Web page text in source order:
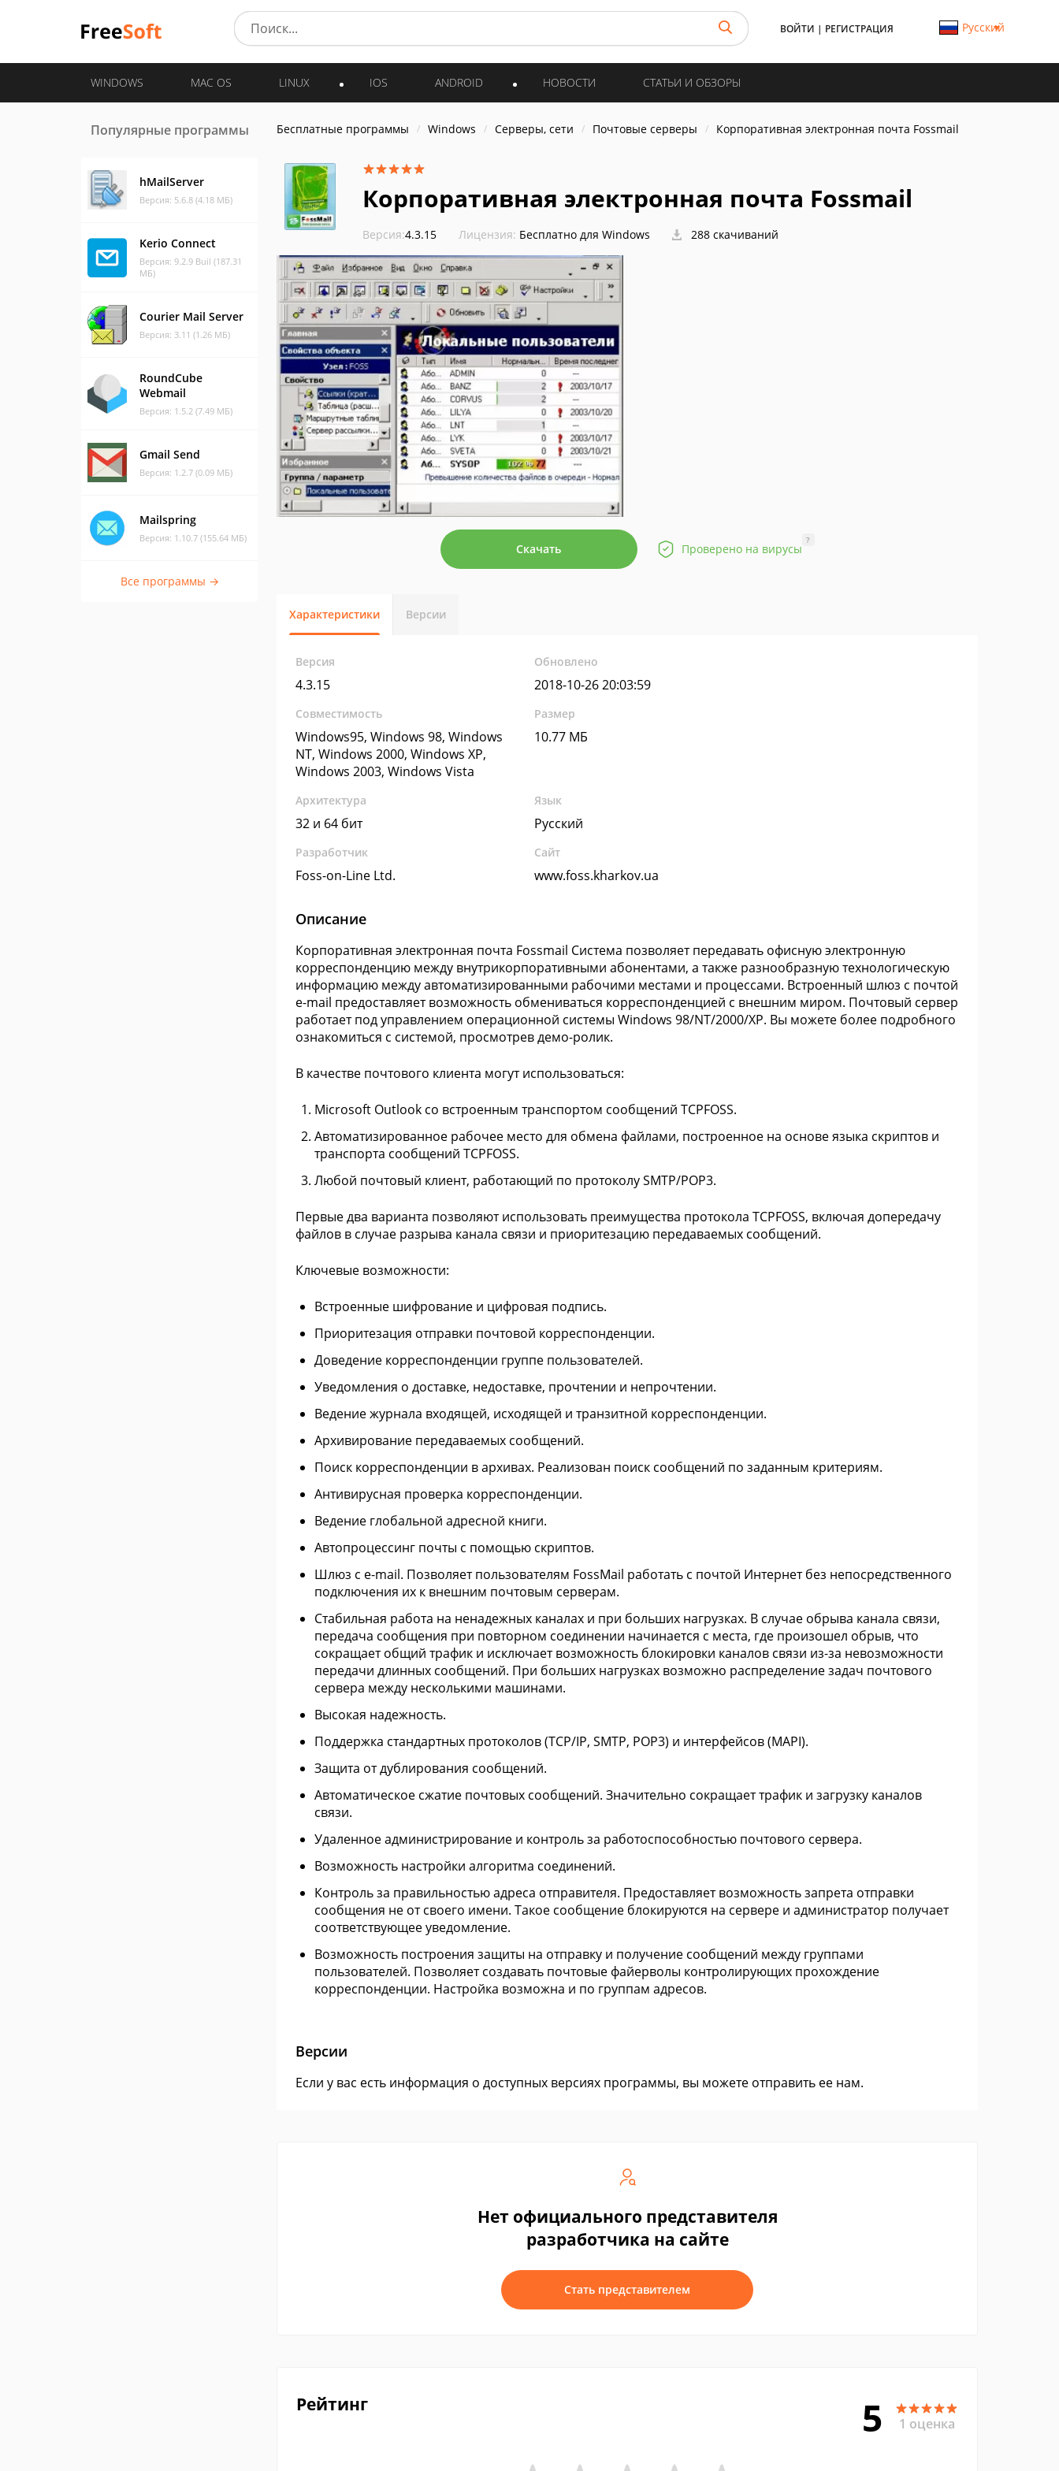
ВОЙТИ | РЕГИСТРАЦИЯ Русский
WINDOWS MAC OS LINUX IOS ANDROID НОВОСТИ СТАТЬИ И ОБЗОРЫ
Популярные программы
hMailServer
Версия: 5.6.8 (4.18 МБ)
Kerio Connect
Версия: 9.2.9 Buil (187.31
МБ)
Courier Mail Server
Версия: 3.11 (1.26 МБ)
RoundCube
Webmail
Версия: 1.5.2 (7.49 МБ)
Gmail Send
Версия: 1.2.7 (0.09 МБ)
Mailspring
Версия: 1.10.7 (155.64 МБ)
Все программы →
Бесплатные программы Windows Серверы, сети Почтовые серверы Корпоративная электронная почта Fossmail
Корпоративная электронная почта Fossmail
Версия:4.3.15 Лицензия: Бесплатно для Windows 288 скачиваний
Скачать Проверено на вирусы
?
Характеристики Версии
Версия
4.3.15
Обновлено
2018-10-26 20:03:59
Совместимость
Windows95, Windows 98, Windows
NT, Windows 2000, Windows XP,
Windows 2003, Windows Vista
Размер
10.77 МБ
Архитектура
32 и 64 бит
Язык
Русский
Разработчик
Foss-on-Line Ltd.
Сайт
www.foss.kharkov.ua
Описание
Корпоративная электронная почта Fossmail Система позволяет передавать офисную электронную
корреспонденцию между внутрикорпоративными абонентами, а также разнообразную технологическую
информацию между автоматизированными рабочими местами и процессами. Встроенный шлюз с почтой
e-mail предоставляет возможность обмениваться корреспонденцией с внешним миром. Почтовый сервер
работает под управлением операционной системы Windows 98/NT/2000/XP. Вы можете более подробного
ознакомиться с системой, просмотрев демо-ролик.
В качестве почтового клиента могут использоваться:
Microsoft Outlook со встроенным транспортом сообщений TCPFOSS.
Автоматизированное рабочее место для обмена файлами, построенное на основе языка скриптов и
транспорта сообщений TCPFOSS.
Любой почтовый клиент, работающий по протоколу SMTP/POP3.
Первые два варианта позволяют использовать преимущества протокола TCPFOSS, включая допередачу
файлов в случае разрыва канала связи и приоритезацию передаваемых сообщений.
Ключевые возможности:
Встроенные шифрование и цифровая подпись.
Приоритезация отправки почтовой корреспонденции.
Доведение корреспонденции группе пользователей.
Уведомления о доставке, недоставке, прочтении и непрочтении.
Ведение журнала входящей, исходящей и транзитной корреспонденции.
Архивирование передаваемых сообщений.
Поиск корреспонденции в архивах. Реализован поиск сообщений по заданным критериям.
Антивирусная проверка корреспонденции.
Ведение глобальной адресной книги.
Автопроцессинг почты с помощью скриптов.
Шлюз с e-mail. Позволяет пользователям FossMail работать с почтой Интернет без непосредственного
подключения их к внешним почтовым серверам.
Стабильная работа на ненадежных каналах и при больших нагрузках. В случае обрыва канала связи,
передача сообщения при повторном соединении начинается с места, где произошел обрыв, что
сокращает общий трафик и исключает возможность блокировки каналов связи из-за невозможности
передачи длинных сообщений. При больших нагрузках возможно распределение задач почтового
сервера между несколькими машинами.
Высокая надежность.
Поддержка стандартных протоколов (TCP/IP, SMTP, POP3) и интерфейсов (MAPI).
Защита от дублирования сообщений.
Автоматическое сжатие почтовых сообщений. Значительно сокращает трафик и загрузку каналов
связи.
Удаленное администрирование и контроль за работоспособностью почтового сервера.
Возможность настройки алгоритма соединений.
Контроль за правильностью адреса отправителя. Предоставляет возможность запрета отправки
сообщения не от своего имени. Такое сообщение блокируются на сервере и администратор получает
соответствующее уведомление.
Возможность построения защиты на отправку и получение сообщений между группами
пользователей. Позволяет создавать почтовые файерволы контролирующих прохождение
корреспонденции. Настройка возможна и по группам адресов.
Версии
Если у вас есть информация о доступных версиях программы, вы можете отправить ее нам.
Нет официального представителя
разработчика на сайте
Стать представителем
Рейтинг 5 1 оценка